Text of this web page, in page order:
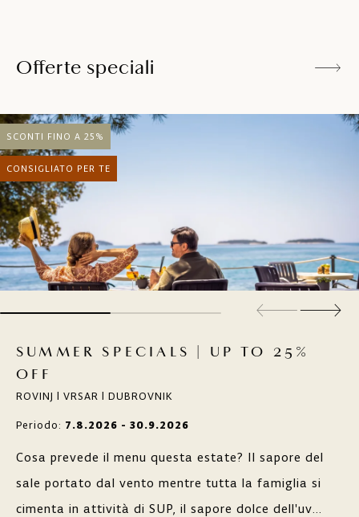
Offerte speciali
SCONTI FINO A 25%
CONSIGLIATO PER TE
SUMMER SPECIALS | UP TO 25%
OFF
ROVINJ | VRSAR | DUBROVNIK
Periodo: 7.8.2026 - 30.9.2026
Cosa prevede il menu questa estate? Il sapore del
sale portato dal vento mentre tutta la famiglia si
cimenta in attività di SUP, il sapore dolce dell'uva